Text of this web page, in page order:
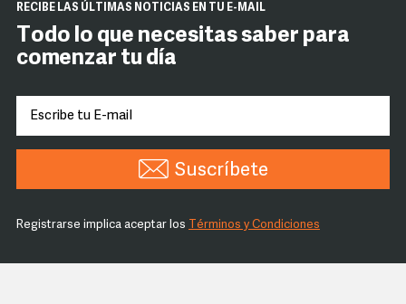
RECIBE LAS ÚLTIMAS NOTICIAS EN TU E-MAIL
Todo lo que necesitas saber para
comenzar tu día
Suscríbete
Registrarse implica aceptar los Términos y Condiciones